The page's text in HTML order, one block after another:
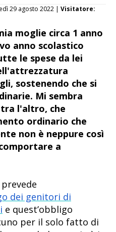
29 agosto 2022 | Visitatore:
moglie circa 1 anno
anno scolastico
le spese da lei
sostenendo che si
Mi sembra
l'altro, che
ordinario che
non è neppure così
a
dei genitori di
e quest’obbligo
per il solo fatto di